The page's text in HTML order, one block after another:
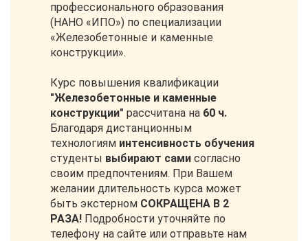
профессионального образования
(НАНО «ИПО») по специализации
«Железобетонные и каменные
конструкции».
Курс повышения квалификации
"Железобетонные и каменные
конструкции" рассчитана на 60 ч.
Благодаря дистанционным
технологиям интенсивность обучения
студенты выбирают сами согласно
своим предпочтениям. При Вашем
желании длительность курса может
быть экстерном СОКРАЩЕНА В 2
РАЗА! Подробности уточняйте по
телефону на сайте или отправьте нам